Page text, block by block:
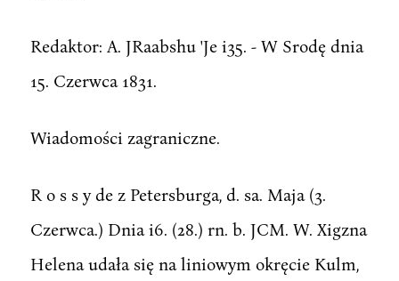
Redaktor: A. JRaabshu 'Je i35. - W Srodę dnia
15. Czerwca 1831.
Wiadomości zagraniczne.
R o s s y de z Petersburga, d. sa. Maja (3.
Czerwca.) Dnia i6. (28.) rn. b. JCM. W. Xigzna
Helena udała się na liniowym okręcie Kulm,